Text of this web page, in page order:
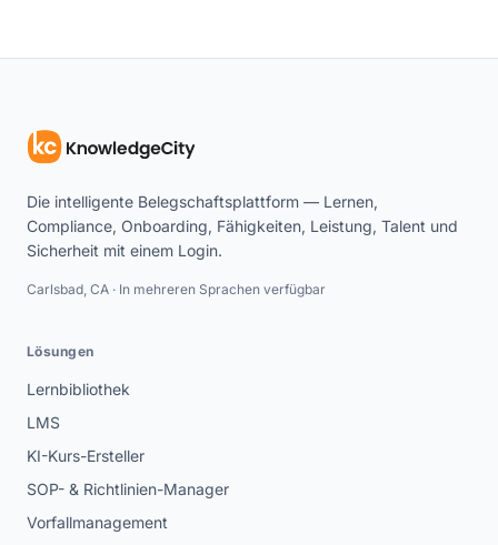
Die intelligente Belegschaftsplattform — Lernen,
Compliance, Onboarding, Fähigkeiten, Leistung, Talent und
Sicherheit mit einem Login.
Carlsbad, CA · In mehreren Sprachen verfügbar
Lösungen
Lernbibliothek
LMS
KI-Kurs-Ersteller
SOP- & Richtlinien-Manager
Vorfallmanagement